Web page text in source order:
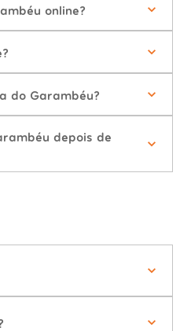
online?
do Garambéu?
depois de